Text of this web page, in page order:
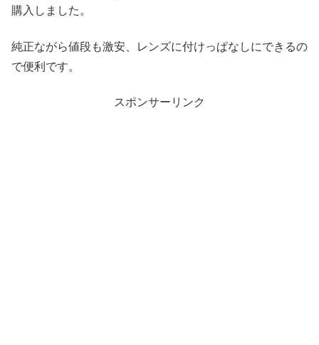
購入しました。
純正ながら値段も激安、レンズに付けっぱなしにできるの
で便利です。
スポンサーリンク